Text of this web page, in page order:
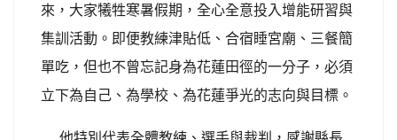
來，大家犧牲寒暑假期，全心全意投入增能研習與
集訓活動。即便教練津貼低、合宿睡宮廟、三餐簡
單吃，但也不曾忘記身為花蓮田徑的一分子，必須
立下為自己、為學校、為花蓮爭光的志向與目標。